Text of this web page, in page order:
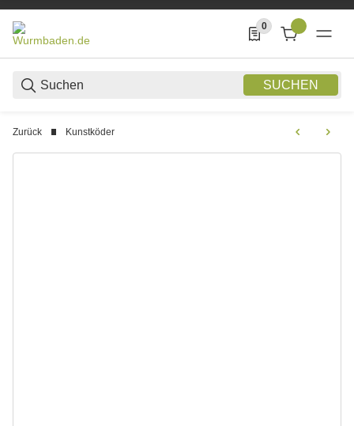
SUCHEN
0
0 Produkte in der
Zurück Kunstköder